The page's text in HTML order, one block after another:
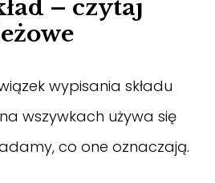
– czytaj
wypisania składu
wszywkach używa się
co one oznaczają.